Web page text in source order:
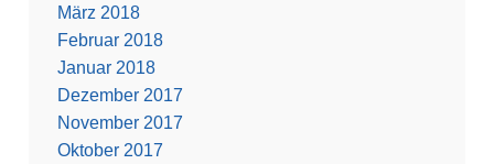
März 2018
Februar 2018
Januar 2018
Dezember 2017
November 2017
Oktober 2017